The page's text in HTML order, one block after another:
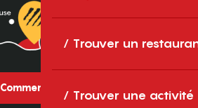
Trouver un
Trouver une activité
Comment venir ?